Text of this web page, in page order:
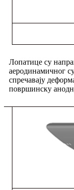
Лопатице су
аеродинамичног
спречавају
површинску